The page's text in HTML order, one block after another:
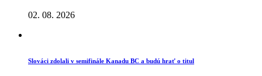
02. 08. 2026
Slováci zdolali v semifinále Kanadu BC a budú hrať o titul